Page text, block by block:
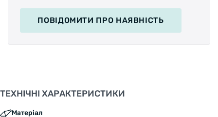
ПОВІДОМИТИ ПРО НАЯВНІСТЬ
ТЕХНІЧНІ ХАРАКТЕРИСТИКИ
Матеріал